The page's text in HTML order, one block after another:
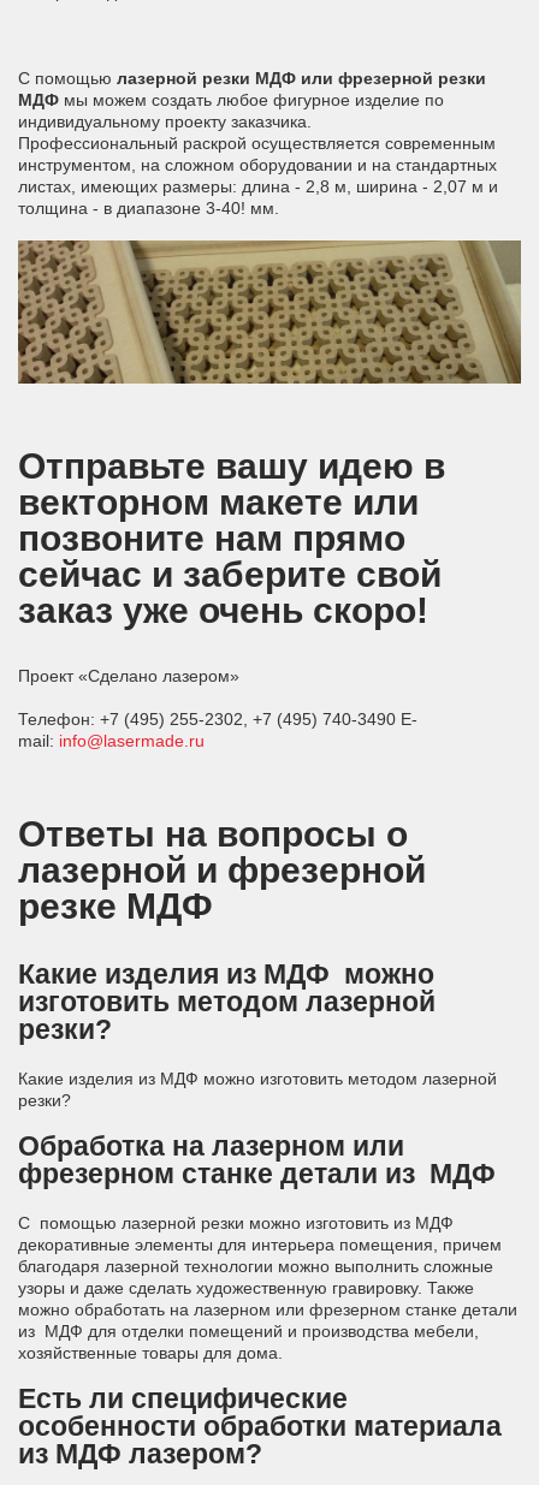
С помощью лазерной резки МДФ или фрезерной резки
МДФ мы можем создать любое фигурное изделие по
индивидуальному проекту заказчика.
Профессиональный раскрой осуществляется современным
инструментом, на сложном оборудовании и на стандартных
листах, имеющих размеры: длина - 2,8 м, ширина - 2,07 м и
толщина - в диапазоне 3-40! мм.
Отправьте вашу идею в
векторном макете или
позвоните нам прямо
сейчас и заберите свой
заказ уже очень скоро!
Проект «Сделано лазером»
Телефон: +7 (495) 255-2302, +7 (495) 740-3490 E-
mail: info@lasermade.ru
Ответы на вопросы о
лазерной и фрезерной
резке МДФ
Какие изделия из МДФ можно
изготовить методом лазерной
резки?
Какие изделия из МДФ можно изготовить методом лазерной
резки?
Обработка на лазерном или
фрезерном станке детали из МДФ
С помощью лазерной резки можно изготовить из МДФ
декоративные элементы для интерьера помещения, причем
благодаря лазерной технологии можно выполнить сложные
узоры и даже сделать художественную гравировку. Также
можно обработать на лазерном или фрезерном станке детали
из МДФ для отделки помещений и производства мебели,
хозяйственные товары для дома.
Есть ли специфические
особенности обработки материала
из МДФ лазером?